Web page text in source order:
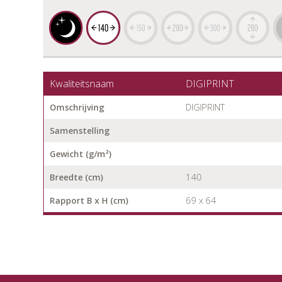
Kwaliteitsnaam DIGIPRINT
Omschrijving DIGIPRINT
Samenstelling
Gewicht (g/m²)
Breedte (cm) 140
Rapport B x H (cm) 69 x 64